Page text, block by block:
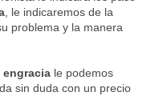
, le indicaremos de la
problema y la manera
engracia le podemos
sin duda con un precio